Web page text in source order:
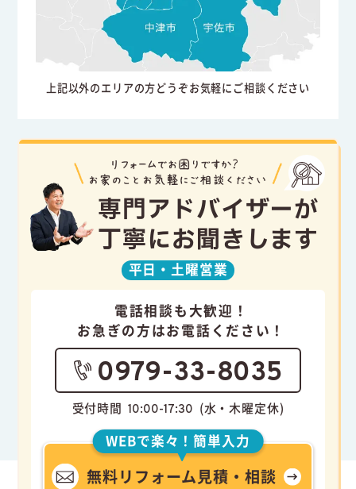
上記以外のエリアの方どうぞお気軽にご相談ください
専門アドバイザーが
丁寧にお聞きします
平日・土曜営業
電話相談も大歓迎！
お急ぎの方はお電話ください！
0979-33-8035
受付時間 10:00-17:30 (水・木曜定休)
WEBで楽々！簡単入力
無料リフォーム見積・相談